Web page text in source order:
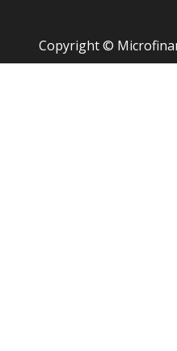
Copyright ©